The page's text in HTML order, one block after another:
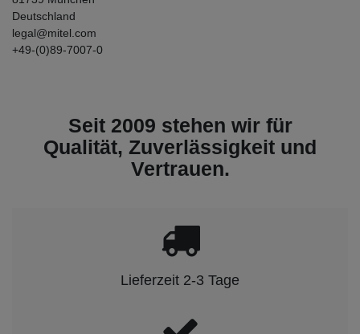
Deutschland
legal@mitel.com
+49-(0)89-7007-0
Seit 2009 stehen wir für
Qualität, Zuverlässigkeit und
Vertrauen.
Lieferzeit 2-3 Tage